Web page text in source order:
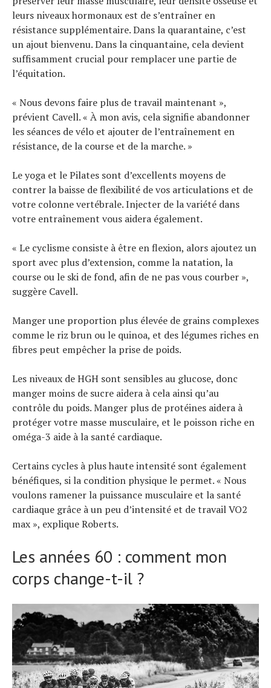
leurs niveaux hormonaux est de s’entraîner en
résistance supplémentaire. Dans la quarantaine, c’est
un ajout bienvenu. Dans la cinquantaine, cela devient
suffisamment crucial pour remplacer une partie de
l’équitation.
« Nous devons faire plus de travail maintenant »,
prévient Cavell. « À mon avis, cela signifie abandonner
les séances de vélo et ajouter de l’entraînement en
résistance, de la course et de la marche. »
Le yoga et le Pilates sont d’excellents moyens de
contrer la baisse de flexibilité de vos articulations et de
votre colonne vertébrale. Injecter de la variété dans
votre entraînement vous aidera également.
« Le cyclisme consiste à être en flexion, alors ajoutez un
sport avec plus d’extension, comme la natation, la
course ou le ski de fond, afin de ne pas vous courber »,
suggère Cavell.
Manger une proportion plus élevée de grains complexes
comme le riz brun ou le quinoa, et des légumes riches en
fibres peut empêcher la prise de poids.
Les niveaux de HGH sont sensibles au glucose, donc
manger moins de sucre aidera à cela ainsi qu’au
contrôle du poids. Manger plus de protéines aidera à
protéger votre masse musculaire, et le poisson riche en
oméga-3 aide à la santé cardiaque.
Certains cycles à plus haute intensité sont également
bénéfiques, si la condition physique le permet. « Nous
voulons ramener la puissance musculaire et la santé
cardiaque grâce à un peu d’intensité et de travail VO2
max », explique Roberts.
Les années 60 : comment mon
corps change-t-il ?